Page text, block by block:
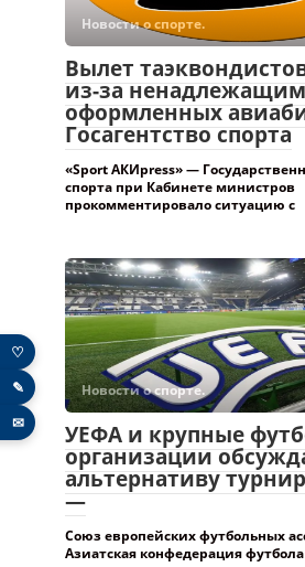
Новости о спорте.
Вылет
из-за
оформленных
Госагентство спорта
«Sport АКИpress» —
спорта при Кабинете министров
Новости о спорте.
УЕФА и крупные
организации
альтернативу
—
Союз европейских футбольных
♡
✎
✉